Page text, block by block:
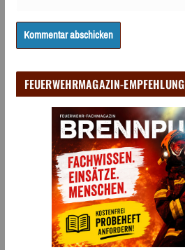
FEUERWEHRMAGAZIN-EMPFEHLUNG